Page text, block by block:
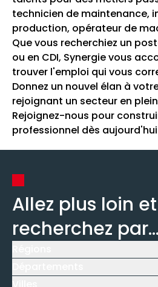
technicien de maintenance,
production, opérateur de
Que vous recherchiez un
ou en CDI, Synergie vous
trouver l'emploi qui vous
Donnez un nouvel élan à
rejoignant un secteur en
Rejoignez-nous pour
professionnel dès
Allez plus loin et
recherchez par...